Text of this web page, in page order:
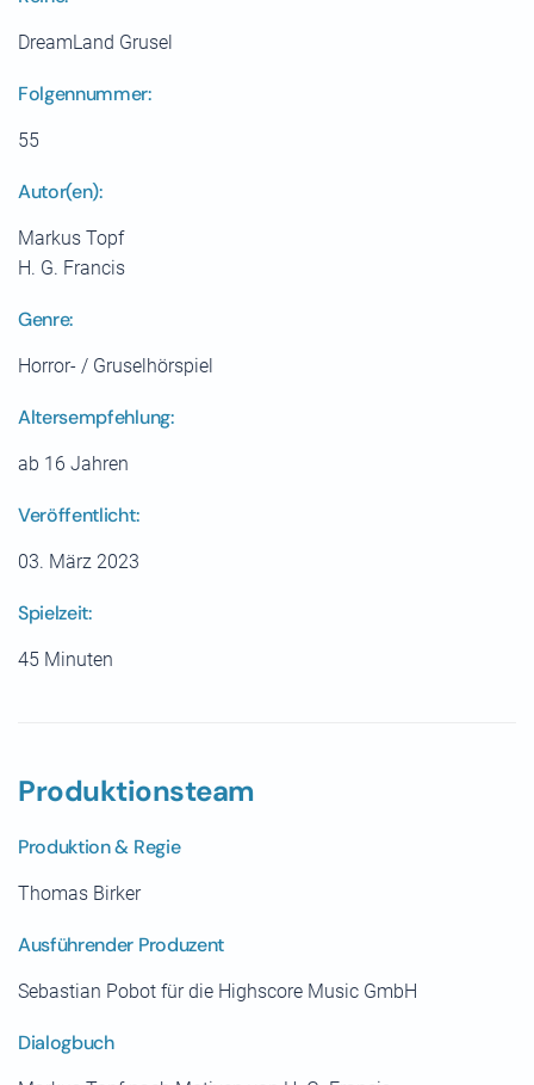
DreamLand Grusel
Folgennummer:
55
Autor(en):
Markus Topf
H. G. Francis
Genre:
Horror- / Gruselhörspiel
Altersempfehlung:
ab 16 Jahren
Veröffentlicht:
03. März 2023
Spielzeit:
45 Minuten
Produktionsteam
Produktion & Regie
Thomas Birker
Ausführender Produzent
Sebastian Pobot für die Highscore Music GmbH
Dialogbuch